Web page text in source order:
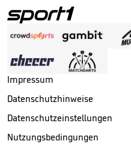
Impressum
Datenschutzhinweise
Datenschutzeinstellungen
Nutzungsbedingungen